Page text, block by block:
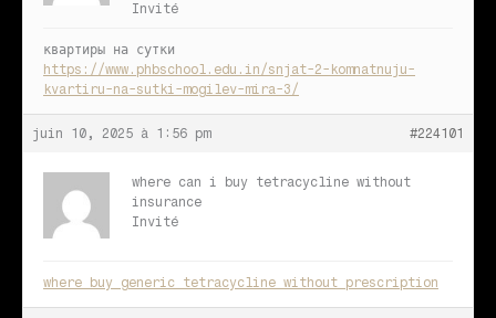
Invité
квартиры на сутки
https://www.phbschool.edu.in/snjat-2-komnatnuju-
kvartiru-na-sutki-mogilev-mira-3/
juin 10, 2025 à 1:56 pm #224101
where can i buy tetracycline without
insurance
Invité
where buy generic tetracycline without prescription